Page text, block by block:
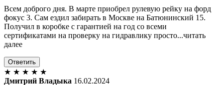
Всем доброго дня. В марте приобрел рулевую рейку на форд
фокус 3. Сам ездил забирать в Москве на Батюнинский 15.
Получил в коробке с гарантией на год со всеми
сертификатами на проверку на гидравлику просто...читать
далее
Ответить
★ ★ ★ ★ ★
Дмитрий Владыка 16.02.2024